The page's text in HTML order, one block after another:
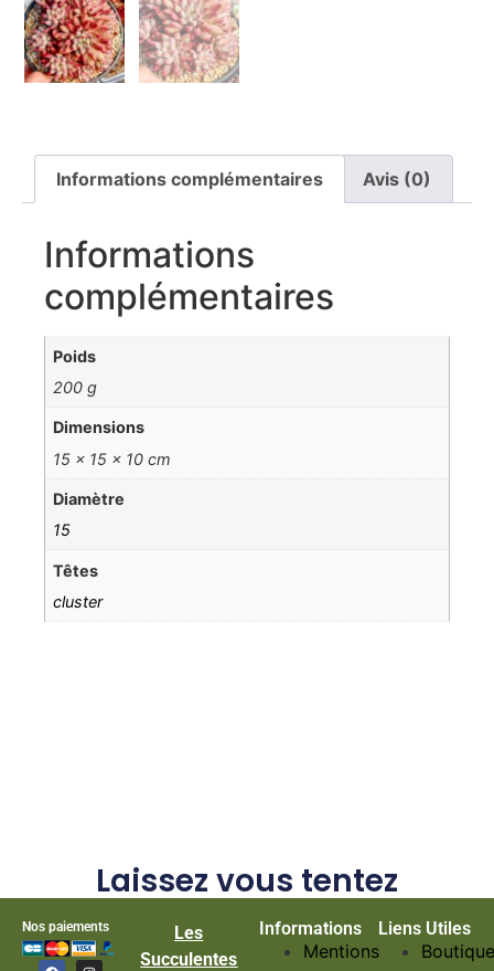
Informations complémentaires Avis (0)
Informations
complémentaires
Poids
200 g
Dimensions
15 × 15 × 10 cm
Diamètre
15
Têtes
cluster
Laissez vous tentez
Nos paiements
Les
Succulentes
Informations
Mentions
Liens Utiles